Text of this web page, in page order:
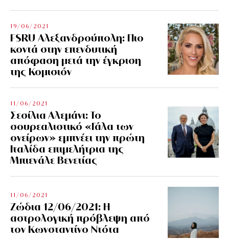
19/06/2021
FSRU Αλεξανδρούπολη: Πιο
κοντά στην επενδυτική
απόφαση μετά την έγκριση
της Κομισιόν
11/06/2021
Σεσίλια Αλεμάνι: Το
σουρεαλιστικό «Γάλα των
ονείρων» εμπνέει την πρώτη
Ιταλίδα επιμελήτρια της
Μπιενάλε Βενετίας
11/06/2021
Ζώδια 12/06/2021: Η
αστρολογική πρόβλεψη από
τον Κωνσταντίνο Ντότα